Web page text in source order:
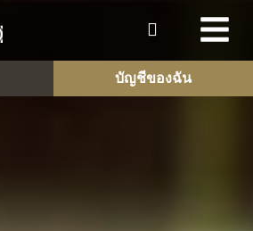
บัญชีของฉัน